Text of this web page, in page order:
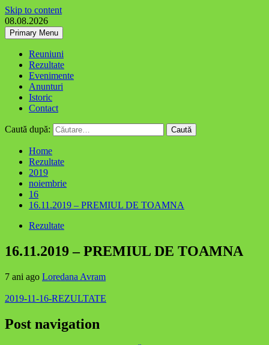
Skip to content
08.08.2026
Primary Menu
Reuniuni
Rezultate
Evenimente
Anunturi
Istoric
Contact
Caută după:
Home
Rezultate
2019
noiembrie
16
16.11.2019 – PREMIUL DE TOAMNA
Rezultate
16.11.2019 – PREMIUL DE TOAMNA
7 ani ago Loredana Avram
2019-11-16-REZULTATE
Post navigation